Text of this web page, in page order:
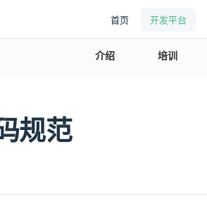
首页 开发平台
介绍 培训
规范